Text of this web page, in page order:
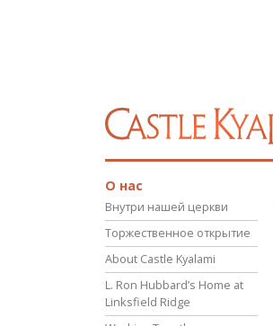
О нас
Внутри нашей церкви
Торжественное открытие
About Castle Kyalami
L. Ron Hubbard’s Home at
Linksfield Ridge